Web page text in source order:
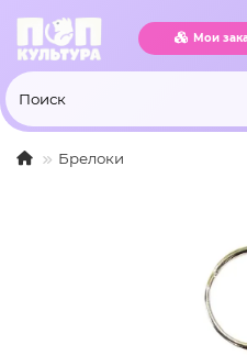
Мои
Брелоки